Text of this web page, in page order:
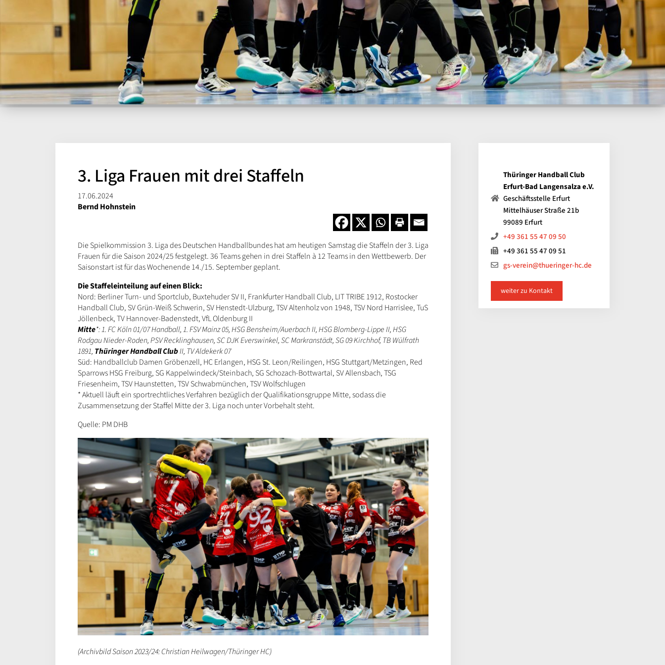
3. Liga Frauen mit drei Staffeln
17.06.2024
Bernd Hohnstein
Die Spielkommission 3. Liga des Deutschen Handballbundes hat am heutigen Samstag die Staffeln der 3. Liga
Frauen für die Saison 2024/25 festgelegt. 36 Teams gehen in drei Staffeln à 12 Teams in den Wettbewerb. Der
Saisonstart ist für das Wochenende 14./15. September geplant.
Die Staffeleinteilung auf einen Blick:
Nord: Berliner Turn- und Sportclub, Buxtehuder SV II, Frankfurter Handball Club, LIT TRIBE 1912, Rostocker
Handball Club, SV Grün-Weiß Schwerin, SV Henstedt-Ulzburg, TSV Altenholz von 1948, TSV Nord Harrislee, TuS
Jöllenbeck, TV Hannover-Badenstedt, VfL Oldenburg II
Mitte*: 1. FC Köln 01/07 Handball, 1. FSV Mainz 05, HSG Bensheim/Auerbach II, HSG Blomberg-Lippe II, HSG
Rodgau Nieder-Roden, PSV Recklinghausen, SC DJK Everswinkel, SC Markranstädt, SG 09 Kirchhof, TB Wülfrath
1891, Thüringer Handball ClubII, TV Aldekerk 07
Süd: Handballclub Damen Gröbenzell, HC Erlangen, HSG St. Leon/Reilingen, HSG Stuttgart/Metzingen, Red
Sparrows HSG Freiburg, SG Kappelwindeck/Steinbach, SG Schozach-Bottwartal, SV Allensbach, TSG
Friesenheim, TSV Haunstetten, TSV Schwabmünchen, TSV Wolfschlugen
* Aktuell läuft ein sportrechtliches Verfahren bezüglich der Qualifikationsgruppe Mitte, sodass die
Zusammensetzung der Staffel Mitte der 3. Liga noch unter Vorbehalt steht.
Quelle: PM DHB
(Archivbild Saison 2023/24: Christian Heilwagen/Thüringer HC)
Thüringer Handball Club
Erfurt-Bad Langensalza e.V.
Geschäftsstelle Erfurt
Mittelhäuser Straße 21b
99089 Erfurt
+49 361 55 47 09 50
+49 361 55 47 09 51
gs-verein@thueringer-hc.de
weiter zu Kontakt